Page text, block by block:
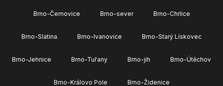
Brno-Černovice Brno-sever Brno-Chrlice
Brno-Slatina Brno-Ivanovice Brno-Starý Lískovec
Brno-Jehnice Brno-Tuřany Brno-jih Brno-Útěchov
Brno-Královo Pole Brno-Židenice